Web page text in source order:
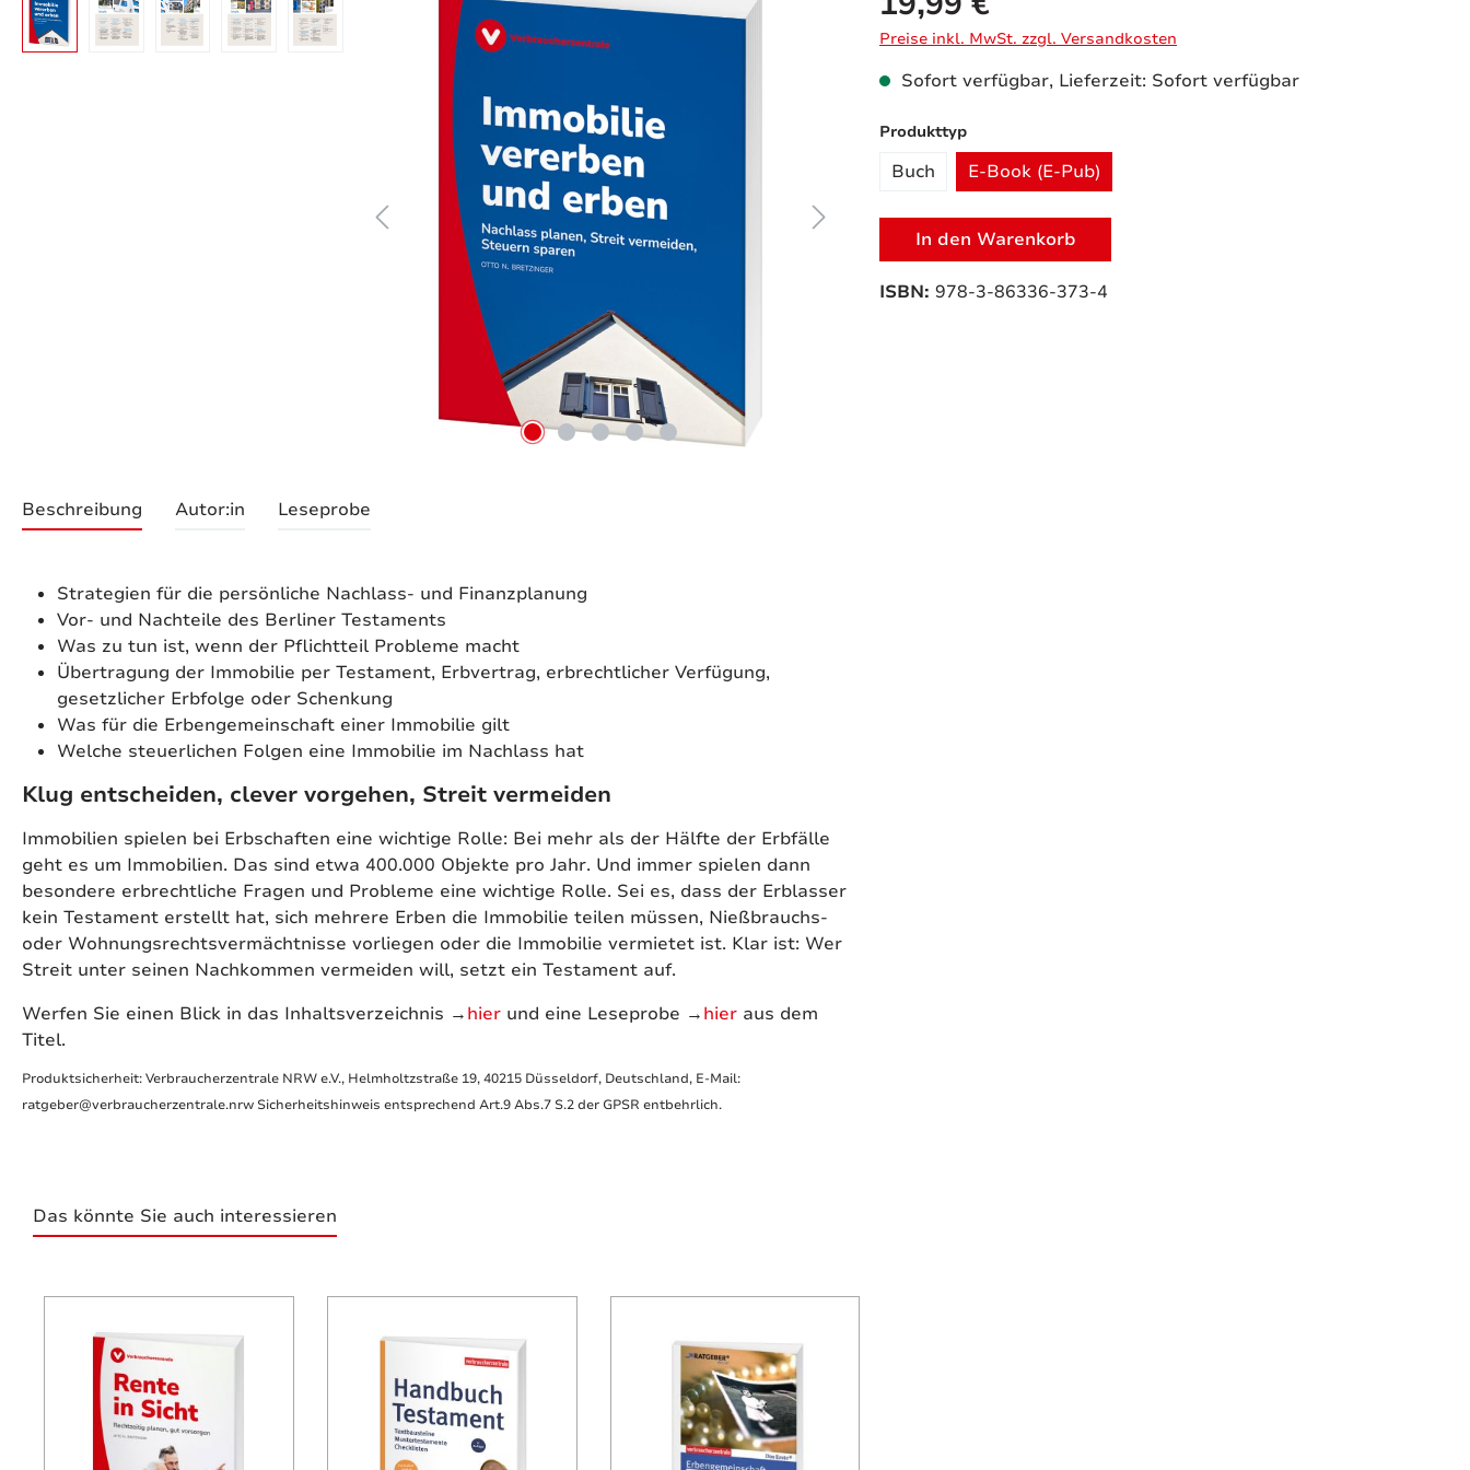
Preise inkl. MwSt. zzgl. Versandkosten
Sofort verfügbar, Lieferzeit: Sofort verfügbar
Produkttypauswählen
Buch E-Book (E-Pub)
In den Warenkorb
ISBN: 978-3-86336-373-4
Beschreibung Autor:in Leseprobe
Strategien für die persönliche Nachlass- und Finanzplanung
Vor- und Nachteile des Berliner Testaments
Was zu tun ist, wenn der Pflichtteil Probleme macht
Übertragung der Immobilie per Testament, Erbvertrag, erbrechtlicher Verfügung,
gesetzlicher Erbfolge oder Schenkung
Was für die Erbengemeinschaft einer Immobilie gilt
Welche steuerlichen Folgen eine Immobilie im Nachlass hat
Klug entscheiden, clever vorgehen, Streit vermeiden
Immobilien spielen bei Erbschaften eine wichtige Rolle: Bei mehr als der Hälfte der Erbfälle
geht es um Immobilien. Das sind etwa 400.000 Objekte pro Jahr. Und immer spielen dann
besondere erbrechtliche Fragen und Probleme eine wichtige Rolle. Sei es, dass der Erblasser
kein Testament erstellt hat, sich mehrere Erben die Immobilie teilen müssen, Nießbrauchs-
oder Wohnungsrechtsvermächtnisse vorliegen oder die Immobilie vermietet ist. Klar ist: Wer
Streit unter seinen Nachkommen vermeiden will, setzt ein Testament auf.
Werfen Sie einen Blick in das Inhaltsverzeichnis →hier und eine Leseprobe →hier aus dem
Titel.
Produktsicherheit: Verbraucherzentrale NRW e.V., Helmholtzstraße 19, 40215 Düsseldorf, Deutschland, E-Mail:
ratgeber@verbraucherzentrale.nrw Sicherheitshinweis entsprechend Art.9 Abs.7 S.2 der GPSR entbehrlich.
Das könnte Sie auch interessieren